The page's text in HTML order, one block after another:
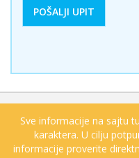
Sve informacije na sajtu
karaktera. U cilju
informacije proverite